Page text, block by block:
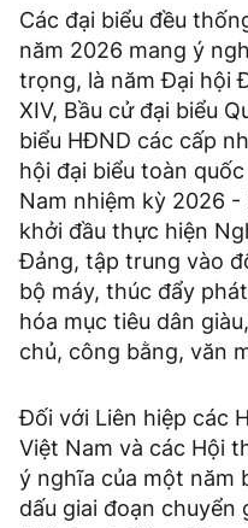
Các đại biểu đều
năm 2026 mang ý
trọng, là năm Đại hội
XIV, Bầu cử đại biểu
biểu HĐND các cấp
hội đại biểu toàn
Nam nhiệm kỳ 2026 -
khởi đầu thực hiện
Đảng, tập trung vào
bộ máy, thúc đẩy
hóa mục tiêu dân
chủ, công bằng, văn
Đối với Liên hiệp các
Việt Nam và các Hội
ý nghĩa của một năm
dấu giai đoạn